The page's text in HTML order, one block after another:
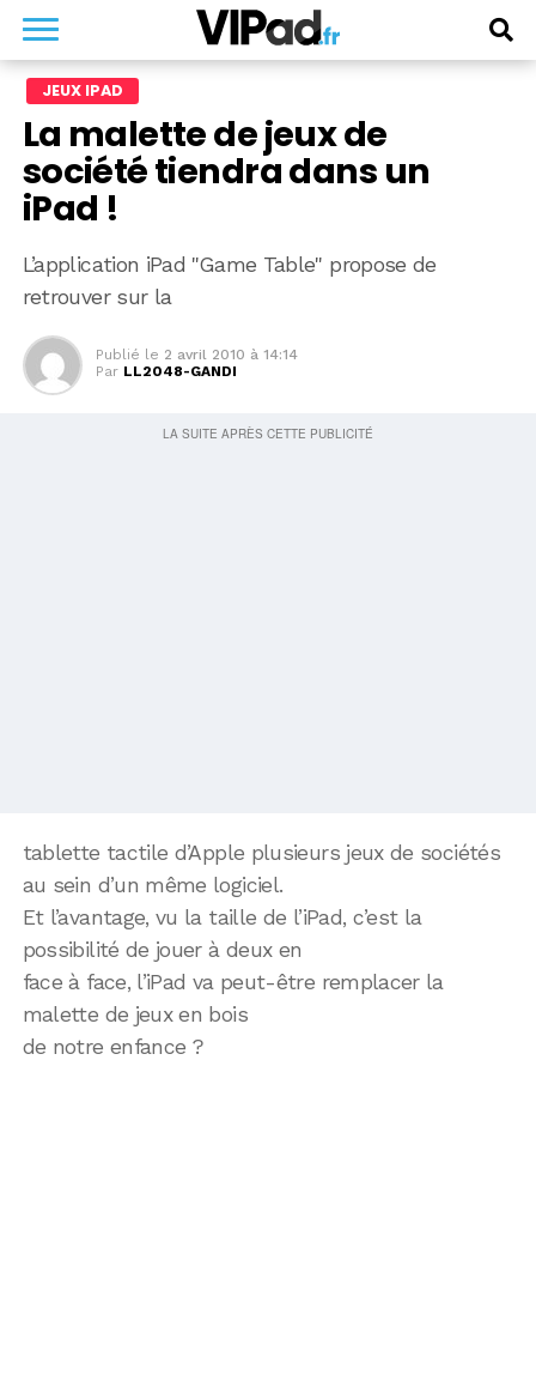
JEUX IPAD
La malette de jeux de
société tiendra dans un
iPad !
L’application iPad "Game Table" propose de
retrouver sur la
Publié le 2 avril 2010 à 14:14
Par LL2048-GANDI
tablette tactile d’Apple plusieurs jeux de sociétés
au sein d’un même logiciel.
Et l’avantage, vu la taille de l’iPad, c’est la
possibilité de jouer à deux en
face à face, l’iPad va peut-être remplacer la
malette de jeux en bois
de notre enfance ?